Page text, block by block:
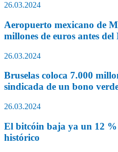
26.03.2024
Aeropuerto mexicano de
millones de euros antes
26.03.2024
Bruselas coloca 7.000
sindicada de un bono
26.03.2024
El bitcóin baja ya un 12
histórico